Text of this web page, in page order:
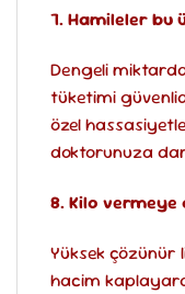
7. Hamileler bu
Dengeli miktarda
tüketimi
özel
doktorunuza
8. Kilo vermeye
Yüksek çözünür
hacim